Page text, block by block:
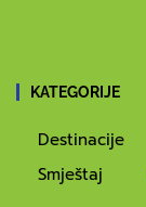
KATEGORIJE
Destinacije
Smještaj